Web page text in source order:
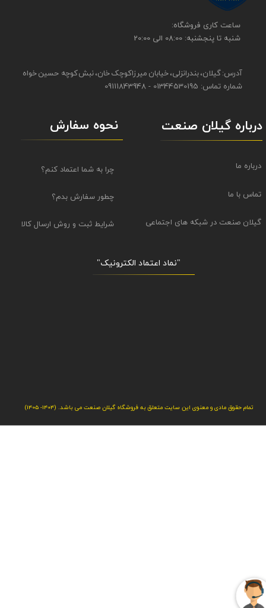
​​ساعت کاری فروشگاه:
شنبه تا پنجشنبه: 08:00 الی 20:00
آدرس: گیلان، بندرانزلی، خیابان میرزاکوچک خان، نبش کوچه حسین خواه
شماره تماس: 01344530195 - 09111843948
نحوه سفارش
چرا به شما اعتماد کنم؟
چطور سفارش بدم؟
شرایط ثبت و روش ارسال کالا
تمام حقوق مادی و معنوی این سایت متعلق به فروشگاه گیلان صنعت می باشد. (1404- 1405)
"نماد اعتماد الکترونیک​​​​​​​"
درباره گیلان صنعت
درباره ما
تماس با ما
گیلان صنعت در شبکه های اجتماعی